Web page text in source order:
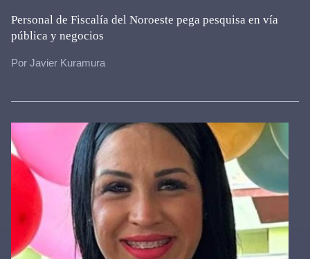
Personal de Fiscalía del Noroeste pega pesquisa en vía
pública y negocios
Por Javier Kuramura